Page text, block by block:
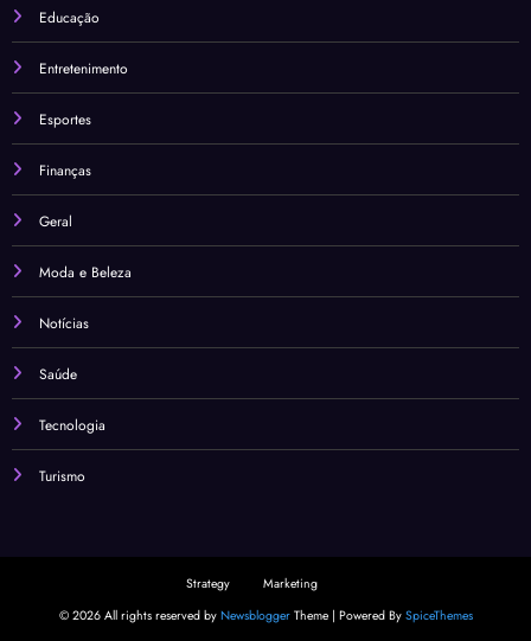
Educação
Entretenimento
Esportes
Finanças
Geral
Moda e Beleza
Notícias
Saúde
Tecnologia
Turismo
Strategy
Marketing
© 2026 All rights reserved by NewsbloggerTheme | Powered By SpiceThemes